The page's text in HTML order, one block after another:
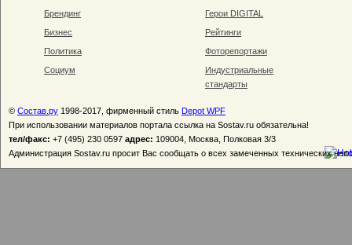
Брендинг
Бизнес
Политика
Социум
Герои DIGITAL
Рейтинги
Фоторепортажи
Индустриальные
стандарты
© Состав.ру 1998-2017, фирменный стиль Depot WPF
При использовании материалов портала ссылка на Sostav.ru обязательна!
тел/факс: +7 (495) 230 0597 адрес: 109004, Москва, Полковая 3/3
Администрация Sostav.ru просит Вас сообщать о всех замеченных технических